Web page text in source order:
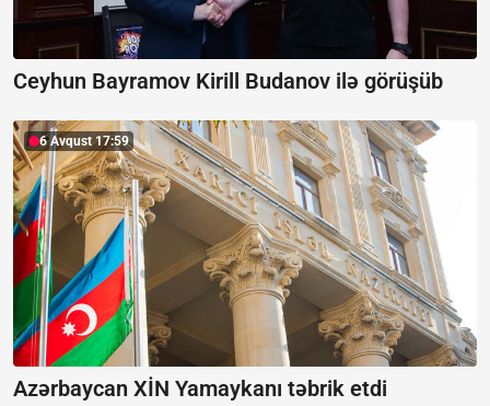
Ceyhun Bayramov Kirill Budanov ilə görüşüb
6 Avqust 17:59
Azərbaycan XİN Yamaykanı təbrik etdi